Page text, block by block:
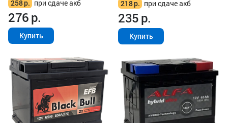
258р. при сдаче акб
276р.
Купить
218р. при сдаче акб
235р.
Купить